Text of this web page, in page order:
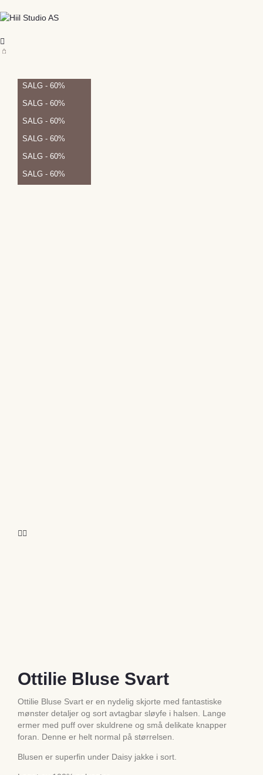
SALG - 60%
SALG - 60%
SALG - 60%
SALG - 60%
SALG - 60%
SALG - 60%
Ottilie Bluse Svart
Ottilie Bluse Svart er en nydelig skjorte med fantastiske
mønster detaljer og sort avtagbar sløyfe i halsen. Lange
ermer med puff over skuldrene og små delikate knapper
foran. Denne er helt normal på størrelsen.
Blusen er superfin under Daisy jakke i sort.